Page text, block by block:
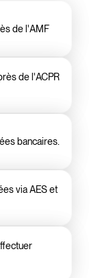
de l'AMF
de l'ACPR
bancaires.
via AES et